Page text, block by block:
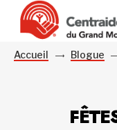
Accueil Blogue